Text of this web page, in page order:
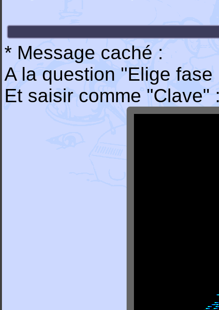
* Message caché :
A la question "Elige
Et saisir comme